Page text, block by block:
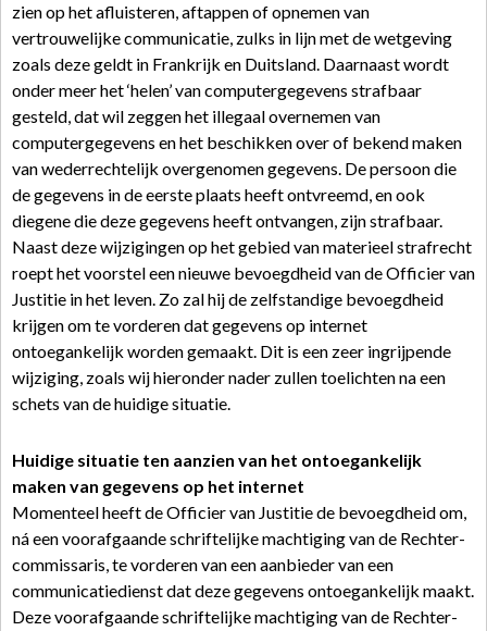
zien op het afluisteren, aftappen of opnemen van
vertrouwelijke communicatie, zulks in lijn met de wetgeving
zoals deze geldt in Frankrijk en Duitsland. Daarnaast wordt
onder meer het ‘helen’ van computergegevens strafbaar
gesteld, dat wil zeggen het illegaal overnemen van
computergegevens en het beschikken over of bekend maken
van wederrechtelijk overgenomen gegevens. De persoon die
de gegevens in de eerste plaats heeft ontvreemd, en ook
diegene die deze gegevens heeft ontvangen, zijn strafbaar.
Naast deze wijzigingen op het gebied van materieel strafrecht
roept het voorstel een nieuwe bevoegdheid van de Officier van
Justitie in het leven. Zo zal hij de zelfstandige bevoegdheid
krijgen om te vorderen dat gegevens op internet
ontoegankelijk worden gemaakt. Dit is een zeer ingrijpende
wijziging, zoals wij hieronder nader zullen toelichten na een
schets van de huidige situatie.
Huidige situatie ten aanzien van het ontoegankelijk
maken van gegevens op het internet
Momenteel heeft de Officier van Justitie de bevoegdheid om,
ná een voorafgaande schriftelijke machtiging van de Rechter-
commissaris, te vorderen van een aanbieder van een
communicatiedienst dat deze gegevens ontoegankelijk maakt.
Deze voorafgaande schriftelijke machtiging van de Rechter-